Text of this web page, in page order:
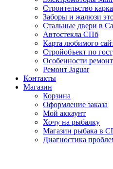
Строительство
Заборы и жалюзи
Стальные двери в
Автостекла СПб
Карта любимого
Стройобъект по
Особенности
Ремонт Jaguar
Контакты
Магазин
Корзина
Оформление заказа
Мой аккаунт
Хочу на рыбалку
Магазин рыбака в
Диагностика